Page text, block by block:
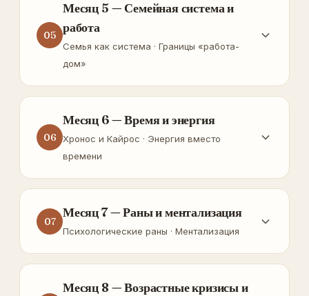
05
Месяц 5 — Семейная система и
работа
Семья как система · Границы «работа-
дом»
06
Месяц 6 — Время и энергия
Хронос и Кайрос · Энергия вместо
времени
07
Месяц 7 — Раны и ментализация
Психологические раны · Ментализация
Месяц 8 — Возрастные кризисы и